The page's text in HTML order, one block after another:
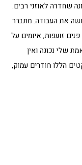
שחדרה לאוזני רבים.
את העבודה. מתברר
זועפות, איומים על
שלי נכונה ואין
הללו חודרים עמוק,